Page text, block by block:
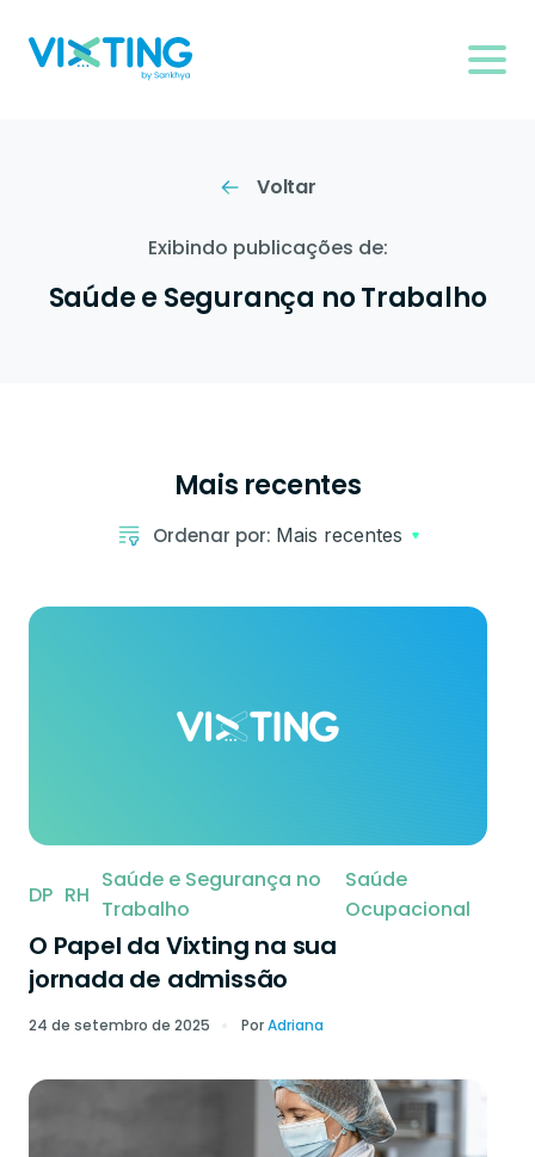
Exibindo publicações de:
Saúde e Segurança no Trabalho
Voltar
Mais recentes
Ordenar por: Mais recentes
DP RH
Saúde e Segurança no
Trabalho
Saúde
Ocupacional
O Papel da Vixting na sua
jornada de admissão
24 de setembro de 2025 PorAdriana